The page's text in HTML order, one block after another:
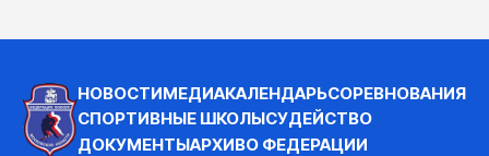
НОВОСТИМЕДИАКАЛЕНДАРЬСОРЕВНОВАНИЯ
СПОРТИВНЫЕ ШКОЛЫСУДЕЙСТВО
ДОКУМЕНТЫАРХИВО ФЕДЕРАЦИИ